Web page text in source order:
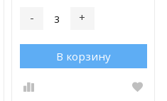
- +
В корзину